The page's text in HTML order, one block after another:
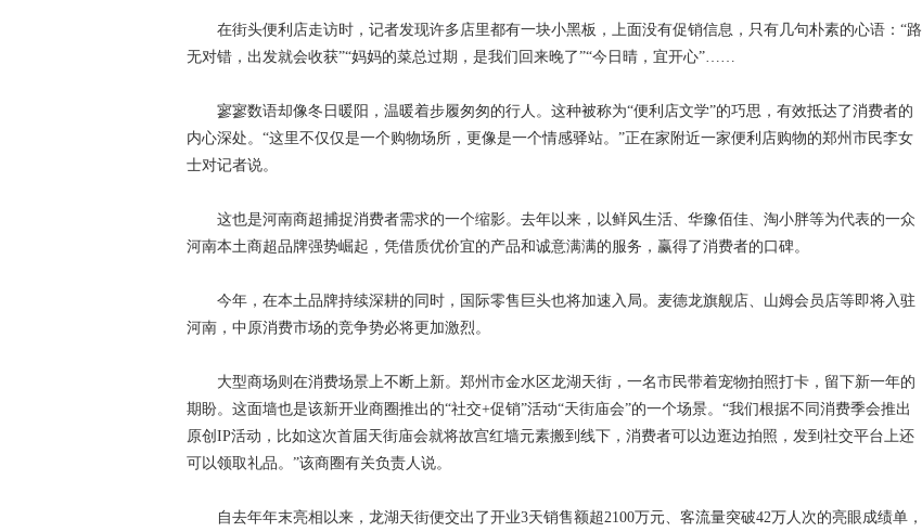
在街头便利店走访时，记者发现许多店里都有一块小黑板，上面没有促销信息，只有几句朴素的心语：“路
无对错，出发就会收获”“妈妈的菜总过期，是我们回来晚了”“今日晴，宜开心”……
寥寥数语却像冬日暖阳，温暖着步履匆匆的行人。这种被称为“便利店文学”的巧思，有效抵达了消费者的
内心深处。“这里不仅仅是一个购物场所，更像是一个情感驿站。”正在家附近一家便利店购物的郑州市民李女
士对记者说。
这也是河南商超捕捉消费者需求的一个缩影。去年以来，以鲜风生活、华豫佰佳、淘小胖等为代表的一众
河南本土商超品牌强势崛起，凭借质优价宜的产品和诚意满满的服务，赢得了消费者的口碑。
今年，在本土品牌持续深耕的同时，国际零售巨头也将加速入局。麦德龙旗舰店、山姆会员店等即将入驻
河南，中原消费市场的竞争势必将更加激烈。
大型商场则在消费场景上不断上新。郑州市金水区龙湖天街，一名市民带着宠物拍照打卡，留下新一年的
期盼。这面墙也是该新开业商圈推出的“社交+促销”活动“天街庙会”的一个场景。“我们根据不同消费季会推出
原创IP活动，比如这次首届天街庙会就将故宫红墙元素搬到线下，消费者可以边逛边拍照，发到社交平台上还
可以领取礼品。”该商圈有关负责人说。
自去年年末亮相以来，龙湖天街便交出了开业3天销售额超2100万元、客流量突破42万人次的亮眼成绩单，